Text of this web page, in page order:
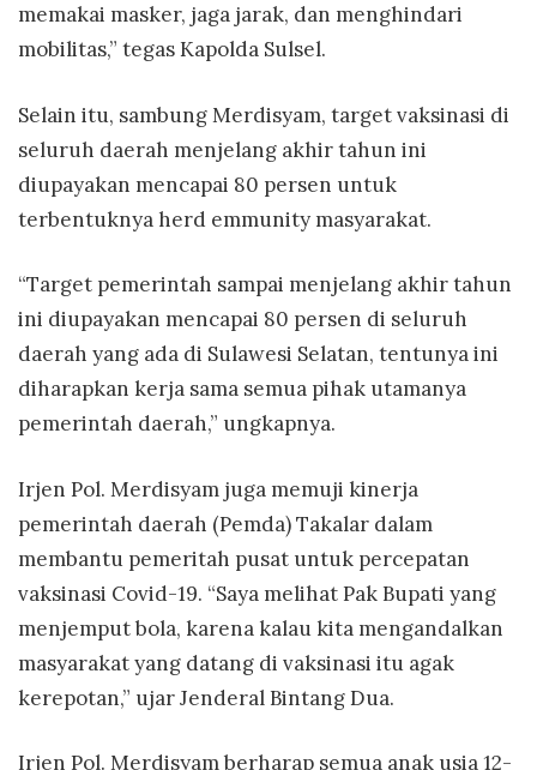
memakai masker, jaga jarak, dan menghindari
mobilitas,” tegas Kapolda Sulsel.
Selain itu, sambung Merdisyam, target vaksinasi di
seluruh daerah menjelang akhir tahun ini
diupayakan mencapai 80 persen untuk
terbentuknya herd emmunity masyarakat.
“Target pemerintah sampai menjelang akhir tahun
ini diupayakan mencapai 80 persen di seluruh
daerah yang ada di Sulawesi Selatan, tentunya ini
diharapkan kerja sama semua pihak utamanya
pemerintah daerah,” ungkapnya.
Irjen Pol. Merdisyam juga memuji kinerja
pemerintah daerah (Pemda) Takalar dalam
membantu pemeritah pusat untuk percepatan
vaksinasi Covid-19. “Saya melihat Pak Bupati yang
menjemput bola, karena kalau kita mengandalkan
masyarakat yang datang di vaksinasi itu agak
kerepotan,” ujar Jenderal Bintang Dua.
Irjen Pol. Merdisyam berharap semua anak usia 12-